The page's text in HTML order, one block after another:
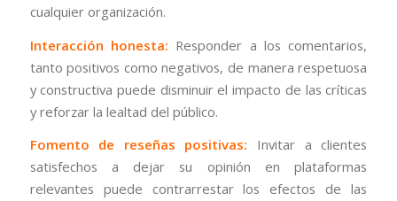
cualquier organización.
Interacción honesta: Responder a los comentarios,
tanto positivos como negativos, de manera respetuosa
y constructiva puede disminuir el impacto de las críticas
y reforzar la lealtad del público.
Fomento de reseñas positivas: Invitar a clientes
satisfechos a dejar su opinión en plataformas
relevantes puede contrarrestar los efectos de las